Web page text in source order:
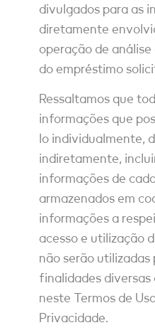
divulgados para as
diretamente
operação de
do empréstimo
Ressaltamos que
informações que
lo individualmente,
indiretamente,
informações de
armazenados em
informações a
acesso e utilização
não serão utilizadas
finalidades
neste Termos de
Privacidade.